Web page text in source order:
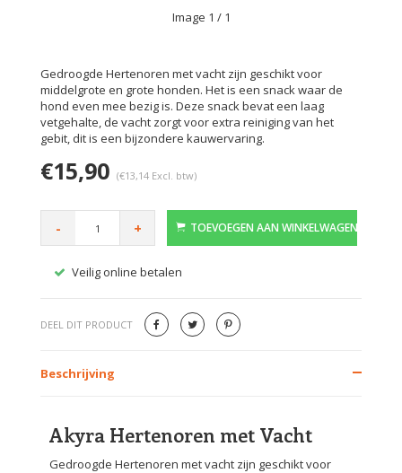
Image 1 / 1
Gedroogde Hertenoren met vacht zijn geschikt voor
middelgrote en grote honden. Het is een snack waar de
hond even mee bezig is. Deze snack bevat een laag
vetgehalte, de vacht zorgt voor extra reiniging van het
gebit, dit is een bijzondere kauwervaring.
€15,90 (€13,14 Excl. btw)
- + TOEVOEGEN AAN WINKELWAGEN
Veilig online betalen
DEEL DIT PRODUCT
Beschrijving
Akyra Hertenoren met Vacht
Gedroogde Hertenoren met vacht zijn geschikt voor